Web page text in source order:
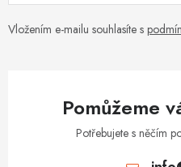
Vložením e-mailu souhlasíte s
Pomůžeme
Potřebujete s něčím